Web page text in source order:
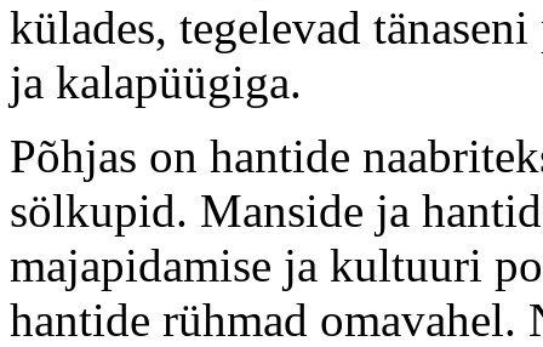
külades, tegelevad
ja kalapüügiga.
Põhjas on hantide
sölkupid. Manside ja
majapidamise ja kultuuri
hantide rühmad omavahel.